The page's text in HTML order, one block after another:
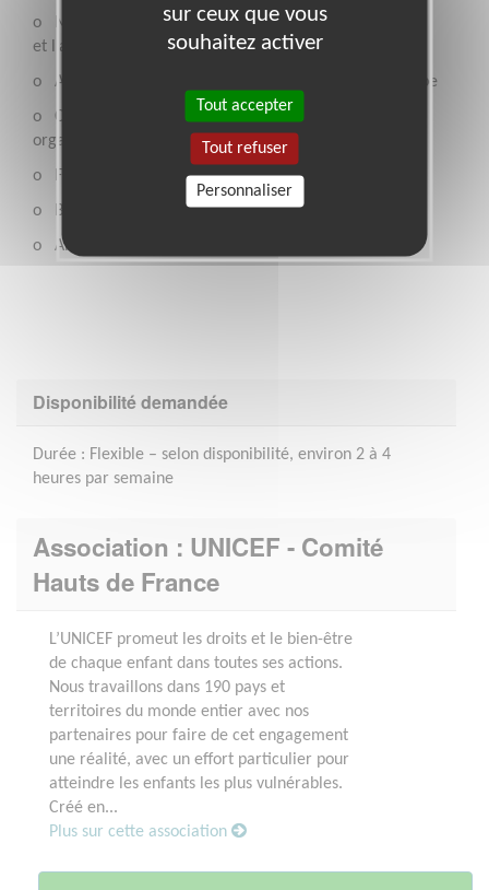
o Motivation forte pour la cause des droits de l’enfant
et l’action citoyenne
o Aisance relationnelle et goût pour le travail en équipe
o Créativité et esprit d’initiative pour proposer et co-
organiser des événements
o Fiabilité et sens de l’engagement
o Bon niveau de discours
o Aisance administrative
Disponibilité demandée
Durée : Flexible – selon disponibilité, environ 2 à 4
heures par semaine
Association : UNICEF - Comité
Hauts de France
L’UNICEF promeut les droits et le bien-être
de chaque enfant dans toutes ses actions.
Nous travaillons dans 190 pays et
territoires du monde entier avec nos
partenaires pour faire de cet engagement
une réalité, avec un effort particulier pour
atteindre les enfants les plus vulnérables.
Créé en...
Plus sur cette association
sur ceux que vous
souhaitez activer
Tout accepter
Tout refuser
Personnaliser